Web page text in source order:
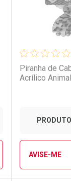
Ver
Piranha de
Acrílico
AVISE-ME